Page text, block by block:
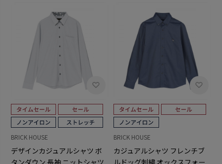
BRICK HOUSE
デザインカジュアルシャツ ボ
タンダウン 長袖 ニットシャツ
BRICK HOUSE
カジュアルシャツ フレンチブ
ルドッグ刺繍 オックスフォー